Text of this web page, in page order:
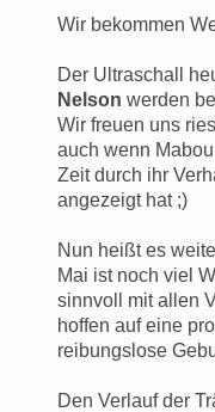
Wir bekommen
Der Ultraschall
Nelson werden
Wir freuen uns
auch wenn
Zeit durch ihr
angezeigt hat ;)
Nun heißt es
Mai ist noch viel
sinnvoll mit allen
hoffen auf eine
reibungslose
Den Verlauf der